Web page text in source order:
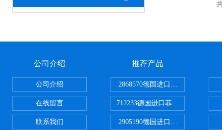
公司介绍
公司介绍
在线留言
联系我们
推荐产品
2868570德国进口菲尼克斯电源
712233德国进口菲尼克斯断路器
2905190德国进口菲尼克斯继电器